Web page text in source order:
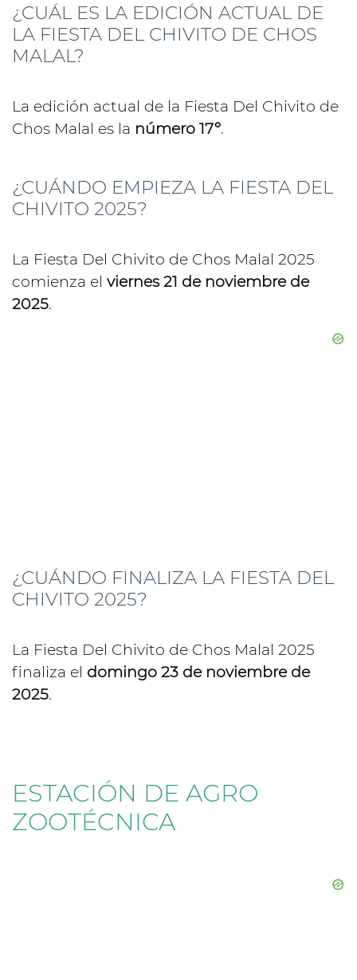
¿CUÁL ES LA EDICIÓN ACTUAL DE
LA FIESTA DEL CHIVITO DE CHOS
MALAL?
La edición actual de la Fiesta Del Chivito de
Chos Malal es la número 17º.
¿CUÁNDO EMPIEZA LA FIESTA DEL
CHIVITO 2025?
La Fiesta Del Chivito de Chos Malal 2025
comienza el viernes 21 de noviembre de
2025.
¿CUÁNDO FINALIZA LA FIESTA DEL
CHIVITO 2025?
La Fiesta Del Chivito de Chos Malal 2025
finaliza el domingo 23 de noviembre de
2025.
ESTACIÓN DE AGRO
ZOOTÉCNICA